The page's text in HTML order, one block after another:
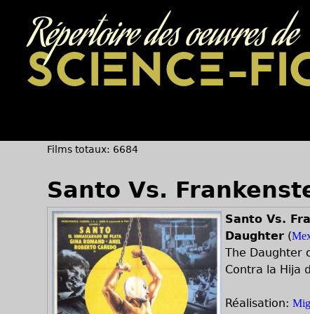
Répertoire des oeuvres de
SCIENCE-
Films totaux: 6684
Santo Vs.
Santo Vs.
Daughter(
The Daughter
Contra la Hija
Réalisation: